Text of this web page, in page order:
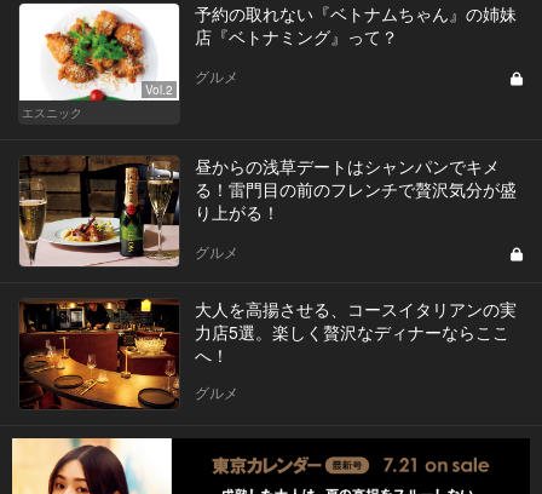
Vol.2
エスニック
予約の取れない『ベトナムちゃん』の姉妹
店『ベトナミング』って？
グルメ
昼からの浅草デートはシャンパンでキメ
る！雷門目の前のフレンチで贅沢気分が盛
り上がる！
グルメ
大人を高揚させる、コースイタリアンの実
力店5選。楽しく贅沢なディナーならここ
へ！
グルメ